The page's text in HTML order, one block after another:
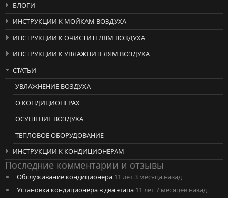
БЛОГИ
ИНСТРУКЦИИ К МОЙКАМ ВОЗДУХА
ИНСТРУКЦИИ К ОЧИСТИТЕЛЯМ ВОЗДУХА
ИНСТРУКЦИИ К УВЛАЖНИТЕЛЯМ ВОЗДУХА
СТАТЬИ
УВЛАЖНЕНИЕ ВОЗДУХА
О КОНДИЦИОНЕРАХ
ОСУШЕНИЕ ВОЗДУХА
ТЕПЛОВОЕ ОБОРУДОВАНИЕ
ИНСТРУКЦИИ К КОНДИЦИОНЕРАМ
Последние комментарии и отзывы
Обслуживание кондиционера 11 лет 3 месяца назад
Установка кондиционера в два этапа 11 лет 7 месяцев назад